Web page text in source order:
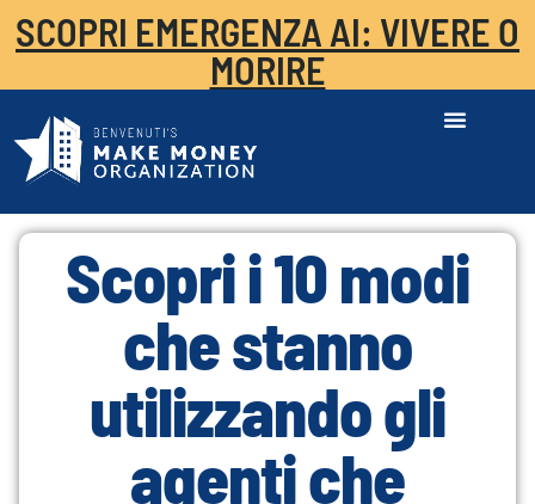
SCOPRI EMERGENZA AI: VIVERE O
MORIRE
Scopri i 10 modi
che stanno
utilizzando gli
agenti che